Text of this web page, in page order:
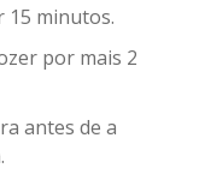
15 minutos.
por mais 2
antes de a